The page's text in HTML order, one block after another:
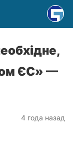
ЄС» —
4 года назад